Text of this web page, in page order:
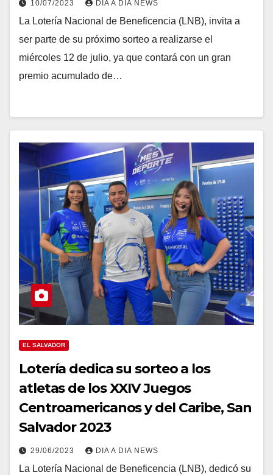
10/07/2023 DIA A DIA NEWS
La Lotería Nacional de Beneficencia (LNB), invita a
ser parte de su próximo sorteo a realizarse el
miércoles 12 de julio, ya que contará con un gran
premio acumulado de…
EL SALVADOR
Lotería dedica su sorteo a los
atletas de los XXIV Juegos
Centroamericanos y del Caribe, San
Salvador 2023
29/06/2023 DIA A DIA NEWS
La Lotería Nacional de Beneficencia (LNB), dedicó su